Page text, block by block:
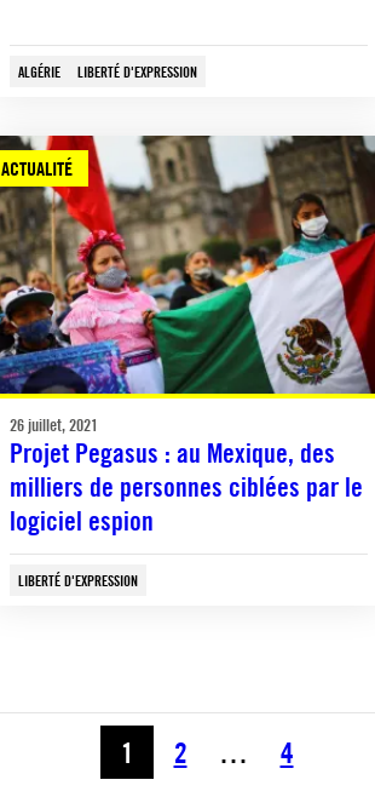
ALGÉRIE LIBERTÉ D'EXPRESSION
ACTUALITÉ
26 juillet, 2021
Projet Pegasus : au Mexique, des
milliers de personnes ciblées par le
logiciel espion
LIBERTÉ D'EXPRESSION
1 2 … 4